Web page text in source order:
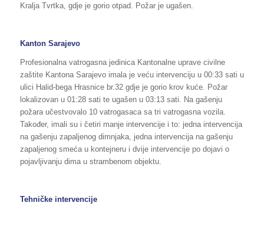
Kralja Tvrtka, gdje je gorio otpad. Požar je ugašen.
Kanton Sarajevo
Profesionalna vatrogasna jedinica Kantonalne uprave civilne
zaštite Kantona Sarajevo imala je veću intervenciju u 00:33 sati u
ulici Halid-bega Hrasnice br.32 gdje je gorio krov kuće. Požar
lokalizovan u 01:28 sati te ugašen u 03:13 sati. Na gašenju
požara učestvovalo 10 vatrogasaca sa tri vatrogasna vozila.
Također, imali su i četiri manje intervencije i to: jedna intervencija
na gašenju zapaljenog dimnjaka, jedna intervencija na gašenju
zapaljenog smeća u kontejneru i dvije intervencije po dojavi o
pojavljivanju dima u strambenom objektu.
Tehničke intervencije